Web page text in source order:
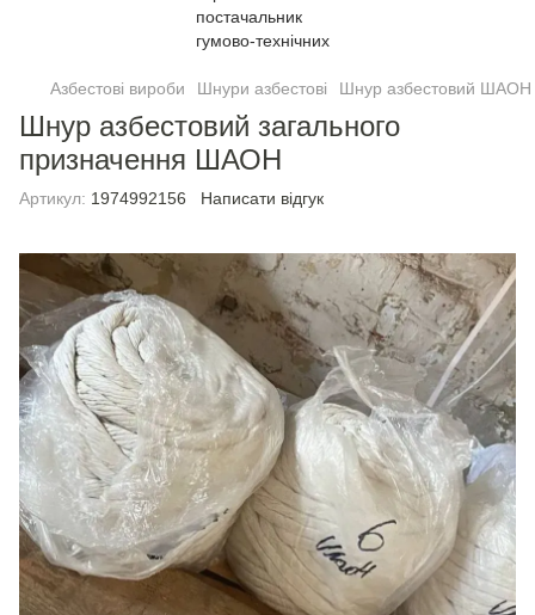
Азбестові вироби Шнури азбестові Шнур азбестовий ШАОН
Шнур азбестовий загального
призначення ШАОН
Артикул: 1974992156 Написати відгук